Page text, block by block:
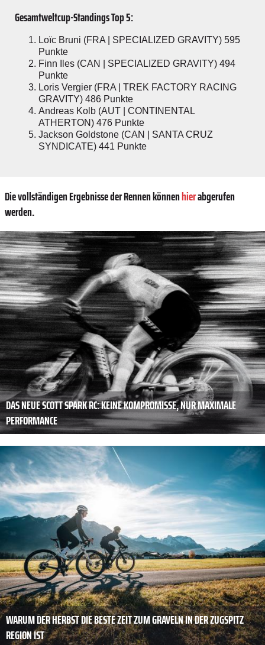
Gesamtweltcup-Standings Top 5:
Loïc Bruni (FRA | SPECIALIZED GRAVITY) 595
Punkte
Finn Iles (CAN | SPECIALIZED GRAVITY) 494
Punkte
Loris Vergier (FRA | TREK FACTORY RACING
GRAVITY) 486 Punkte
Andreas Kolb (AUT | CONTINENTAL
ATHERTON) 476 Punkte
Jackson Goldstone (CAN | SANTA CRUZ
SYNDICATE) 441 Punkte
Die vollständigen Ergebnisse der Rennen könnenhierabgerufen
werden.
DAS NEUE SCOTT SPARK RC: KEINE KOMPROMISSE, NUR MAXIMALE
PERFORMANCE
WARUM DER HERBST DIE BESTE ZEIT ZUM GRAVELN IN DER ZUGSPITZ
REGION IST